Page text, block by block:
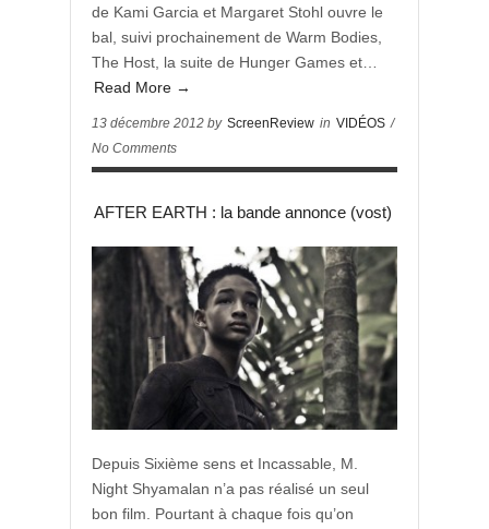
de Kami Garcia et Margaret Stohl ouvre le
bal, suivi prochainement de Warm Bodies,
The Host, la suite de Hunger Games et…
Read More →
13 décembre 2012 by ScreenReview in VIDÉOS /
No Comments
AFTER EARTH : la bande annonce (vost)
Depuis Sixième sens et Incassable, M.
Night Shyamalan n’a pas réalisé un seul
bon film. Pourtant à chaque fois qu’on